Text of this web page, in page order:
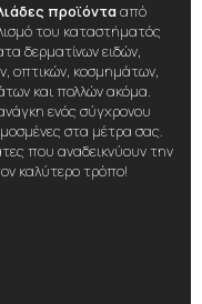
προϊόντααπό
του καταστήματός
δερματίνων ειδών,
οπτικών, κοσμημάτων,
και πολλών ακόμα.
ενός σύγχρονου
στα μέτρα σας.
που αναδεικνύουν την
καλύτερο τρόπο!